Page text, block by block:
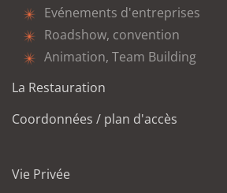
Evénements d'entreprises
Roadshow, convention
Animation, Team Building
La Restauration
Coordonnées / plan d'accès
Vie Privée